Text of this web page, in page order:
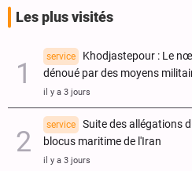
Les plus visités
service
Khodjastepour : Le
dénoué par des moyens
il y a 3 jours
service
Suite des allégations
blocus maritime de l'Iran
il y a 3 jours